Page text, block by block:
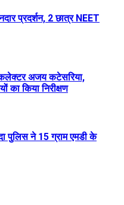
प्रदर्शन, 2 छात्र NEET
कलेक्टर अजय कटेसरिया,
का किया निरीक्षण
पुलिस ने 15 ग्राम एमडी के